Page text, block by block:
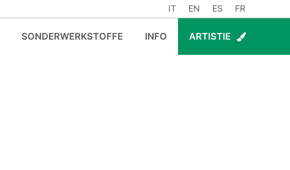
IT EN ES FR
SONDERWERKSTOFFE INFO ARTISTIE